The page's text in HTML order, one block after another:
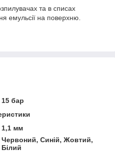
та в списах
емульсії на поверхню.
15 бар
1,1 мм
Червоний, Синій, Жовтий,
Білий